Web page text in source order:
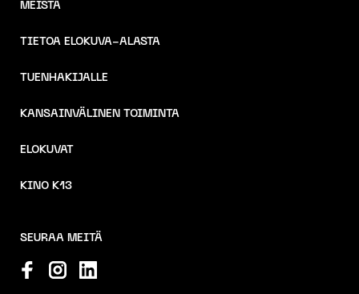
MEISTÄ
TIETOA ELOKUVA-ALASTA
TUENHAKIJALLE
KANSAINVÄLINEN TOIMINTA
ELOKUVAT
KINO K13
SEURAA MEITÄ